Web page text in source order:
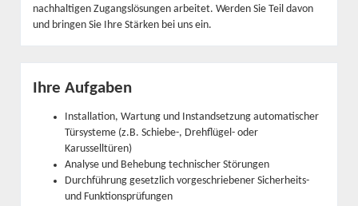
nachhaltigen Zugangslösungen arbeitet. Werden Sie Teil davon
und bringen Sie Ihre Stärken bei uns ein.
Ihre Aufgaben
Installation, Wartung und Instandsetzung automatischer
Türsysteme (z.B. Schiebe-, Drehflügel- oder
Karusselltüren)
Analyse und Behebung technischer Störungen
Durchführung gesetzlich vorgeschriebener Sicherheits-
und Funktionsprüfungen